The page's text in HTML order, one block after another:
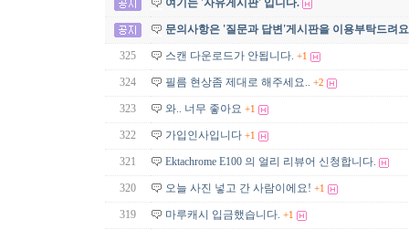
여기는 '자유게시판' 입니다.
문의사항은 '질문과 답변'게시판을 이용부탁드려
325 스캔 다운로드가 안됩니다. +1
324 필름 현상좀 제대로 해주세요.. +2
323 와.. 너무 좋아요 +1
322 가입인사입니다 +1
321 Ektachrome E100 의 얼리 리뷰어 신청합니다.
320 오늘 사진 넣고 간 사람이에요! +1
319 마루캐시 입금했습니다. +1